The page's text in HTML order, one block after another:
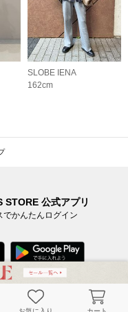
SLOBE IENA
162cm
STORE 公式アプリ
でかんたんログイン